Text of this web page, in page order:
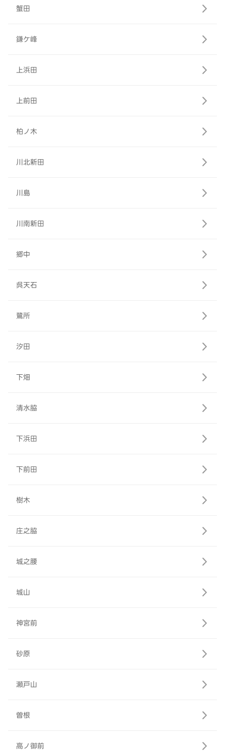
蟹田
鎌ケ峰
上浜田
上前田
柏ノ木
川北新田
川島
川南新田
郷中
呉天石
鷺所
汐田
下畑
清水脇
下浜田
下前田
樹木
庄之脇
城之腰
城山
神宮前
砂原
瀬戸山
曽根
高ノ御前